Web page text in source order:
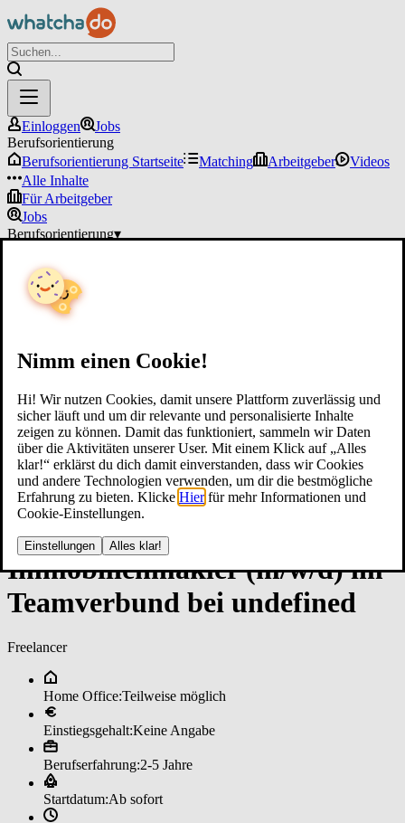
Nimm einen Cookie!
Hi! Wir nutzen Cookies, damit unsere Plattform zuverlässig und
sicher läuft und um dir relevante und personalisierte Inhalte
zeigen zu können. Damit das funktioniert, sammeln wir Daten
über die Aktivitäten unserer User. Mit einem Klick auf „Alles
klar!“ erklärst du dich damit einverstanden, dass wir Cookies
und andere Technologien verwenden, um dir die bestmögliche
Erfahrung zu bieten. Klicke Hier für mehr Informationen und
Cookie-Einstellungen.
Einstellungen Alles klar!
Einloggen
Jobs
Berufsorientierung
Berufsorientierung Startseite
Matching Arbeitgeber
Videos
Alle Inhalte
Für Arbeitgeber
Jobs
Berufsorientierung▾
Im­mo­bi­li­en­mak­ler (m/w/d) im
­Team­ver­bun­d bei un­de­fi­ned
Freelancer
Home Office:Teilweise möglich
Einstiegsgehalt:Keine Angabe
Berufserfahrung:2-5 Jahre
Startdatum:Ab sofort